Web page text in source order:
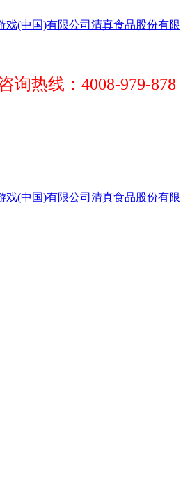
询热线：4008-979-878